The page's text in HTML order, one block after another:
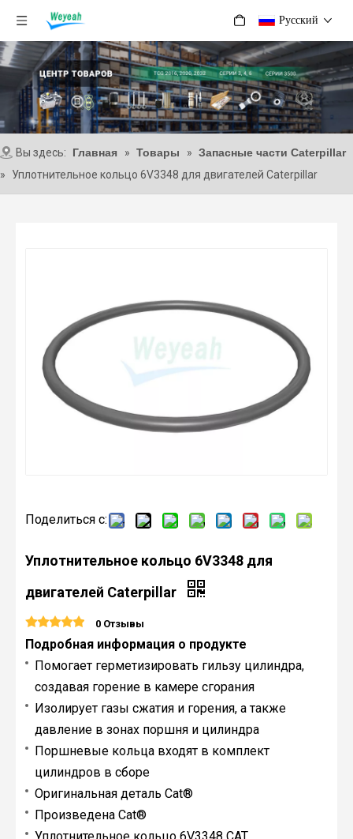
Pусский
Вы здесь: Главная » Товары » Запасные части Caterpillar
»
Уплотнительное кольцо 6V3348 для двигателей Caterpillar
Поделиться с:
Уплотнительное кольцо 6V3348 для
двигателей Caterpillar
0 Отзывы
Подробная информация о продукте
Помогает герметизировать гильзу цилиндра,
создавая горение в камере сгорания
Изолирует газы сжатия и горения, а также
давление в зонах поршня и цилиндра
Поршневые кольца входят в комплект
цилиндров в сборе
Оригинальная деталь Cat®
Произведена Cat®